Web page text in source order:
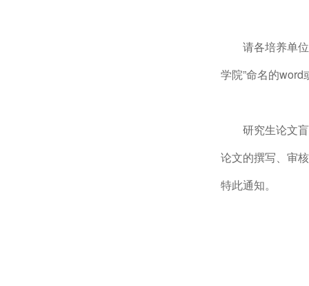
请各培养单
学院”命名的
研究生论文
论文的撰写、审
特此通知。